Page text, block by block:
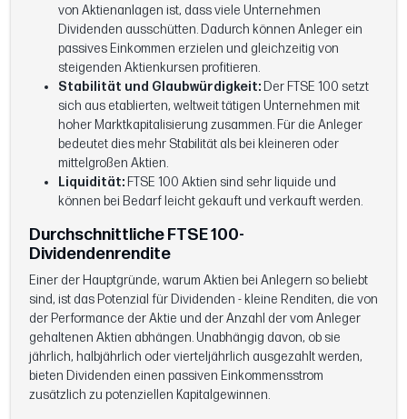
von Aktienanlagen ist, dass viele Unternehmen
Dividenden ausschütten. Dadurch können Anleger ein
passives Einkommen erzielen und gleichzeitig von
steigenden Aktienkursen profitieren.
Stabilität und Glaubwürdigkeit: Der FTSE 100 setzt
sich aus etablierten, weltweit tätigen Unternehmen mit
hoher Marktkapitalisierung zusammen. Für die Anleger
bedeutet dies mehr Stabilität als bei kleineren oder
mittelgroßen Aktien.
Liquidität: FTSE 100 Aktien sind sehr liquide und
können bei Bedarf leicht gekauft und verkauft werden.
Durchschnittliche FTSE 100-
Dividendenrendite
Einer der Hauptgründe, warum Aktien bei Anlegern so beliebt
sind, ist das Potenzial für Dividenden - kleine Renditen, die von
der Performance der Aktie und der Anzahl der vom Anleger
gehaltenen Aktien abhängen. Unabhängig davon, ob sie
jährlich, halbjährlich oder vierteljährlich ausgezahlt werden,
bieten Dividenden einen passiven Einkommensstrom
zusätzlich zu potenziellen Kapitalgewinnen.